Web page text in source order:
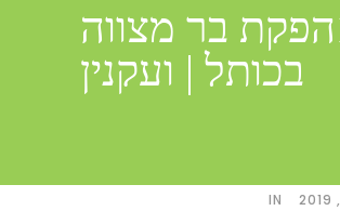
10הפקת בר מצווה
בכותל | ועקנין
IN